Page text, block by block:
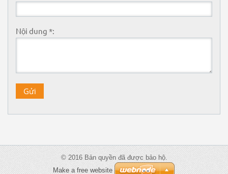
Nội dung *:
© 2016 Bản quyền đã được bảo hộ.
Make a free website